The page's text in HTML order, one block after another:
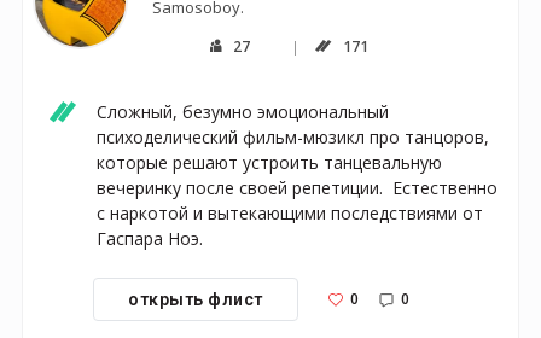
Samosoboy.
27 171
Сложный, безумно эмоциональный
психоделический фильм-мюзикл про танцоров,
которые решают устроить танцевальную
вечеринку после своей репетиции.  Естественно
с наркотой и вытекающими последствиями от
Гаспара Ноэ.
открыть флист 0 0